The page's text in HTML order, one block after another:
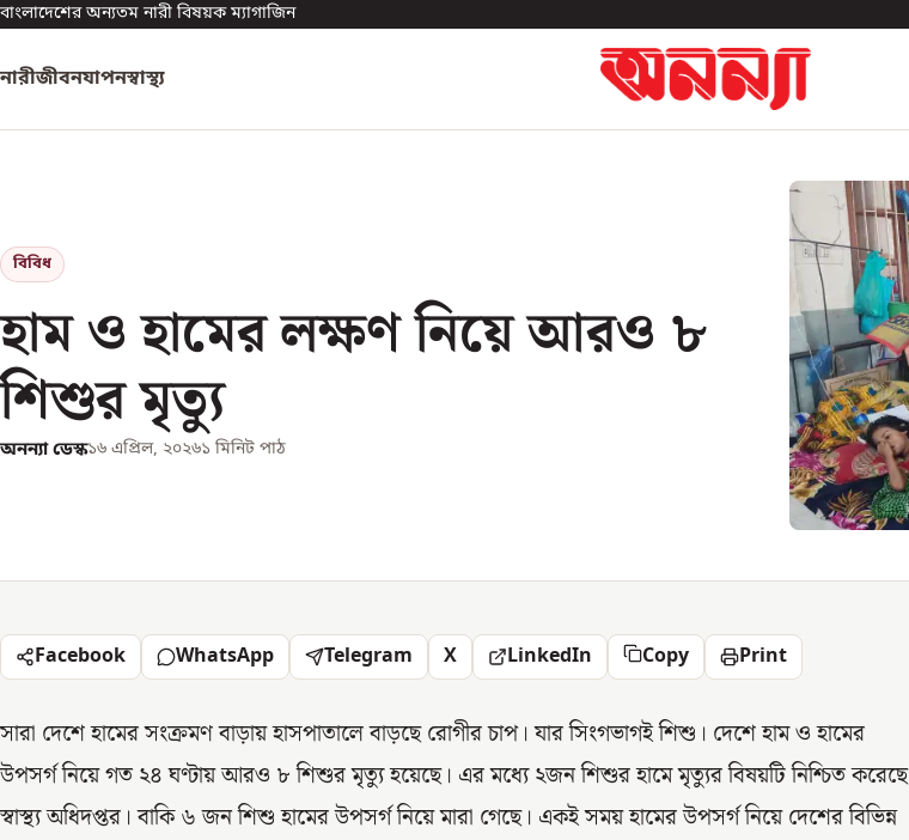
বাংলাদেশের অন্যতম নারী বিষয়ক ম্যাগাজিন
নারীজীবনযাপনস্বাস্থ্য
বিবিধ
হাম ও হামের লক্ষণ নিয়ে আরও ৮
শিশুর মৃত্যু
অনন্যা ডেস্ক১৬ এপ্রিল, ২০২৬১ মিনিট পাঠ
Facebook WhatsApp Telegram X LinkedIn Copy Print
সারা দেশে হামের সংক্রমণ বাড়ায় হাসপাতালে বাড়ছে রোগীর চাপ। যার সিংগভাগই শিশু। দেশে হাম ও হামের
উপসর্গ নিয়ে গত ২৪ ঘণ্টায় আরও ৮ শিশুর মৃত্যু হয়েছে। এর মধ্যে ২জন শিশুর হামে মৃত্যুর বিষয়টি নিশ্চিত করেছে
স্বাস্থ্য অধিদপ্তর। বাকি ৬ জন শিশু হামের উপসর্গ নিয়ে মারা গেছে। একই সময় হামের উপসর্গ নিয়ে দেশের বিভিন্ন